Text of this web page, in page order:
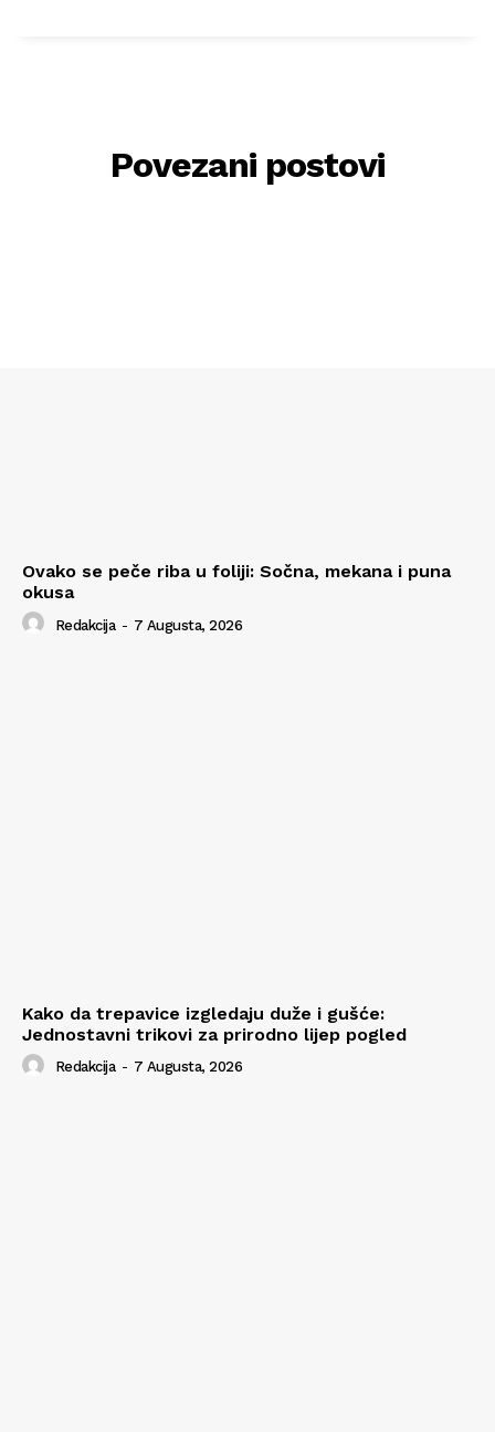
Povezani postovi
Ovako se peče riba u foliji: Sočna, mekana i puna
okusa
Redakcija - 7 Augusta, 2026
Kako da trepavice izgledaju duže i gušće:
Jednostavni trikovi za prirodno lijep pogled
Redakcija - 7 Augusta, 2026